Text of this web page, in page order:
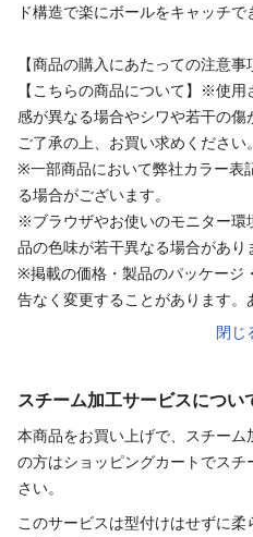
ド構造で楽にボールをキャッチで
【商品の購入にあたっての注意事
【こちらの商品について】※使
感が異なる場合やシワや若干の
ご了承の上、お買い求めください。
※一部商品において弊社カラー表
る場合がございます。
※ブラウザやお使いのモニター環
品の色味が若干異なる場合があり
※掲載の価格・製品のパッケージ
告なく変更することがあります。
閉じ
スチーム加工サービスについ
本商品をお買い上げで、スチー
の方はショッピングカートでス
さい。
このサービスは型付けはせずに